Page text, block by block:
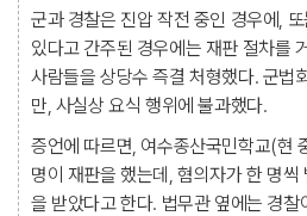
군과 경찰은 진압 작전 중인 경우에,
있다고 간주된 경우에는 재판 절차를
사람들을 상당수 즉결 처형했다. 군법
만, 사실상 요식 행위에 불과했다.
증언에 따르면, 여수종산국민학교(현
명이 재판을 했는데, 혐의자가 한 명
을 받았다고 한다. 법무관 옆에는 경